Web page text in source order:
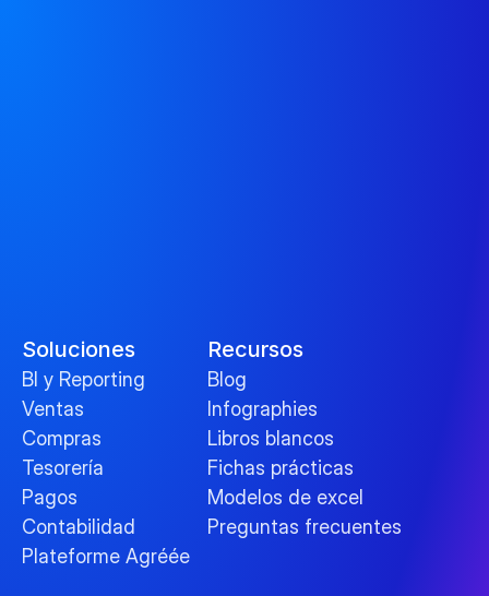
Soluciones
BI y Reporting
Ventas
Compras
Tesorería
Pagos
Contabilidad
Plateforme Agréée
Recursos
Blog
Infographies
Libros blancos
Fichas prácticas
Modelos de excel
Preguntas frecuentes